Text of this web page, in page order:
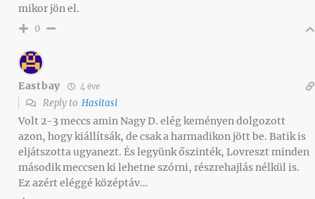
mikor jön el.
0
Eastbay 4 éve
Reply to Hasitasi
Volt 2-3 meccs amin Nagy D. elég keményen dolgozott
azon, hogy kiállítsák, de csak a harmadikon jött be. Batik is
eljátszotta ugyanezt. És legyünk őszinték, Lovreszt minden
második meccsen ki lehetne szórni, részrehajlás nélkül is.
Ez azért eléggé középtáv…